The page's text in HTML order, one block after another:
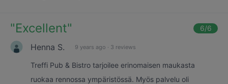
"Excellent" 6/6
Henna S. 9 years ago · 3 reviews
Treffi Pub & Bistro tarjoilee erinomaisen maukasta
ruokaa rennossa ympäristössä. Myös palvelu oli